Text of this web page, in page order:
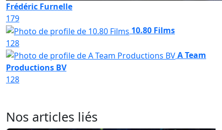
Frédéric Furnelle
179
10.80 Films
128
A Team
Productions BV
128
Nos articles liés